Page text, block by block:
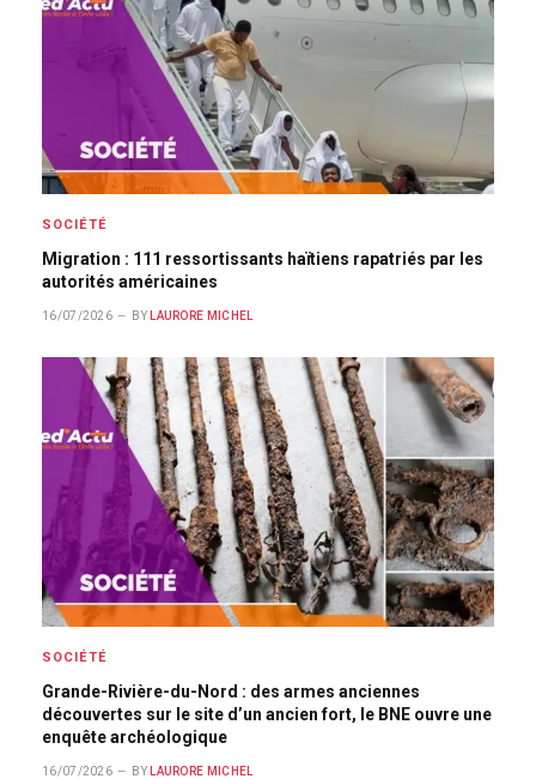
SOCIÉTÉ
Migration : 111 ressortissants haïtiens rapatriés par les
autorités américaines
16/07/2026 BY LAURORE MICHEL
SOCIÉTÉ
Grande-Rivière-du-Nord : des armes anciennes
découvertes sur le site d’un ancien fort, le BNE ouvre une
enquête archéologique
16/07/2026 BY LAURORE MICHEL